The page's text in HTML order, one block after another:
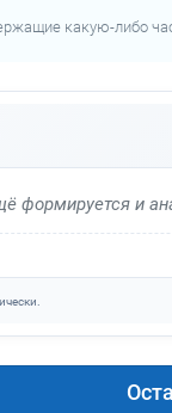
какую-либо
формируется и